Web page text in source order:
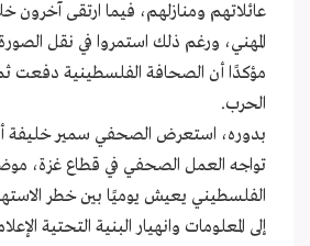
عائلاتهم ومنازلهم، فيما ارتقى آخرون
المهني، ورغم ذلك استمروا في نقل
مؤكدًا أن الصحافة الفلسطينية دفعت
الحرب.
بدوره، استعرض الصحفي سمير خليفة
تواجه العمل الصحفي في قطاع غزة،
الفلسطيني يعيش يوميًا بين خطر
إلى المعلومات وانهيار البنية التحتية